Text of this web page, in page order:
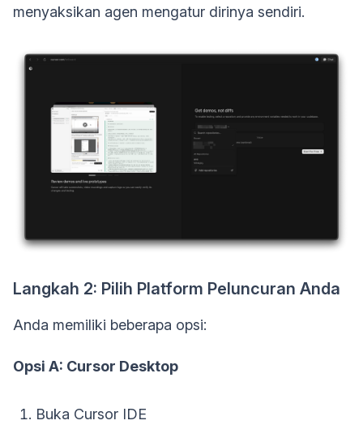
menyaksikan agen mengatur dirinya sendiri.
Langkah 2: Pilih Platform Peluncuran Anda
Anda memiliki beberapa opsi:
Opsi A: Cursor Desktop
Buka Cursor IDE